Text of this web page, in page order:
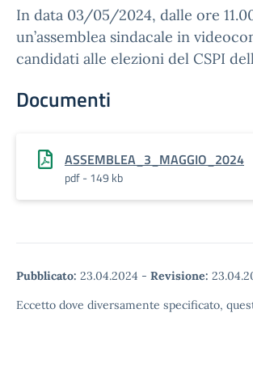
In data 03/05/2024, dalle ore
un’assemblea sindacale in
candidati alle elezioni del CSPI
Documenti
ASSEMBLEA_3_MAGGIO_2024
pdf - 149 kb
Pubblicato: 23.04.2024 - Revisione:
Eccetto dove diversamente specificato,